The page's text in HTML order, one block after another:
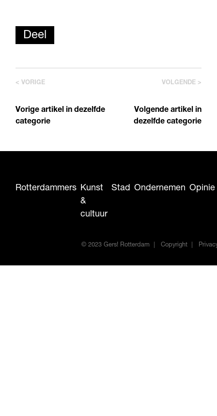
Deel
< VORIGE
Vorige artikel in dezelfde
categorie
VOLGENDE >
Volgende artikel in
dezelfde categorie
Rotterdammers Kunst
&
cultuur
Stad Ondernemen Opinie
© 2023 Gers! Rotterdam Copyright